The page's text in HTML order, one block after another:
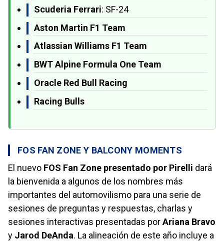
Scuderia Ferrari: SF-24
Aston Martin F1 Team
Atlassian Williams F1 Team
BWT Alpine Formula One Team
Oracle Red Bull Racing
Racing Bulls
FOS FAN ZONE Y BALCONY MOMENTS
El nuevo FOS Fan Zone presentado por Pirelli dará
la bienvenida a algunos de los nombres más
importantes del automovilismo para una serie de
sesiones de preguntas y respuestas, charlas y
sesiones interactivas presentadas porAriana Bravo
y Jarod DeAnda. La alineación de este año incluye a